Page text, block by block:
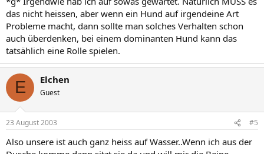
das nicht heissen, aber wenn ein Hund auf irgendeine Art
Probleme macht, dann sollte man solches Verhalten schon
auch überdenken, bei einem dominanten Hund kann das
tatsählich eine Rolle spielen.
E Elchen
Guest
23 August 2003 #5
Also unsere ist auch ganz heiss auf Wasser..Wenn ich aus der